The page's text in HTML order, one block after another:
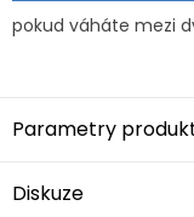
pokud váháte mezi
Parametry
Diskuze